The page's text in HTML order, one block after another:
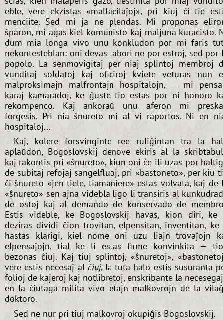
eble, vere ekzistas «malfacilaĵoj», pri kiuj ĉi tie
menciite. Sed mi ja ne plendas. Mi proponas
ŝparon, mi agas kiel komunisto kaj maljuna kuracisto.
dum mia longa vivo unu konkludon por mi faris
nekontesteblan: oni devas labori ne por estroj, sed por
popolo. La senmovigitaj per niaj splintoj membroj
vunditaj soldatoj kaj oficiroj kviete veturas nun
malproksimajn malfrontajn hospitalojn, — mi
karaj kamaradoj, ke ĝuste tio estas por ni honoro
rekompenco. Kaj ankoraŭ unu aferon mi
forgesis. Pri nia ŝnureto mi al vi raportos. Ni en
hospitaloj...
Kaj, kolere forsvinginte ree ruliĝintan tra la
aplaŭdon, Bogoslovskij denove ekiris al la
kaj rakontis pri «ŝnureto», kiun oni ĉe ili uzas por
de subitaj refojaj sangelfluoj, pri «bastoneto», per kiu
ĉi ŝnureto «jen tiele, tiamaniere» estas volvata, kaj de
«ŝnureto» sen ajna videbla ligo li transiris al
de ostoj kaj al demando de konservado de
Estis videble, ke Bogoslovskij havas, kion diri, ke
deziras dividi ĉion trovitan, elpensitan, inventitan,
hastas klarigi, kiel nome oni uzu liajn trovaĵojn
elpensaĵojn, tial ke li estas firme konvinkita —
bezonas ĉiuj. Kaj tiuj splintoj, «ŝnuretoj»,
vere estis necesaj al ĉiuj, la tuta halo estis susuranta
folioj de kajeroj kaj notlibretoj, enskribante la
en la ĉiutaga milita vivo etajn malkovrojn de la
doktoro.
Sed ne nur pri tiuj malkovroj okupiĝis Bogoslovskij.